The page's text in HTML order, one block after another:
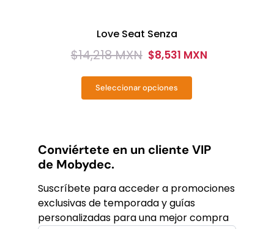
Love Seat Senza
$14,218 MXN
Original
price
$8,531 MXN
Current
price
Seleccionar opciones
Este
variantes.
Las
se
pueden
elegir
en
Conviértete en un cliente VIP
de Mobydec.
Suscríbete para acceder a promociones
exclusivas de temporada y guías
personalizadas para una mejor compra